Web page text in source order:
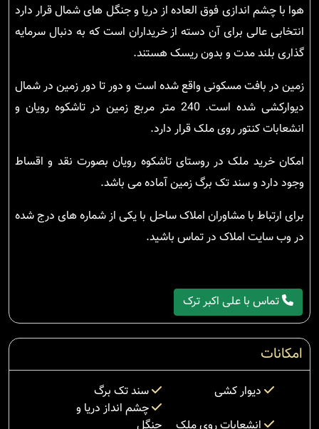
هوا با چشم اندازی فوق العاده از دریا و جنگل های شمال قرار دارد
انتخابی عالی برای آن دسته از خریداران است که به دنبال سرمایه
گذاری بلند مدت و بدون ریسک هستند.
زمین در بافت مسکونی واقع شده است و دور تا دور زمین در شمال
دیوارکشی شده است. 240 متر مربع زمین در تاشکوه رویان و
انشعابات کنتور روی ملک قرار دارد.
امکان خرید ملک در روستای تاشکوه رویان بصورت نقد و اقساط
وجود دارد و سند تک برگ زمین آماده می باشد.
برای ارتباط با مشاوران املاک ساحل با یکی از شماره های درج شده
در وب سایت املاک در تماس باشید.
تماس با علی اکبر ترک
امکانات
دیوار کشی
سند تک برگ
چشم انداز دریا و